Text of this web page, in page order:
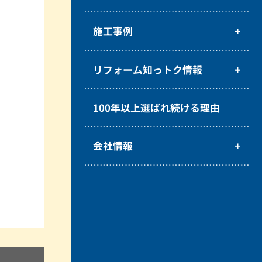
施工事例
リフォーム知っトク情報
100年以上選ばれ続ける理由
会社情報